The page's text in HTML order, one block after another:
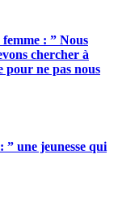
: ” Nous
chercher à
pour ne pas nous
” une jeunesse qui